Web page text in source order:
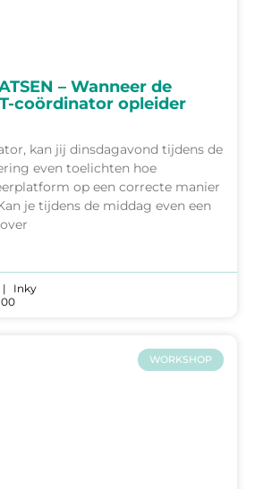
– Wanneer de
coördinator opleider
kan jij dinsdagavond tijdens de
even toelichten hoe
op een correcte manier
je tijdens de middag even een
Inky
WORKSHOP